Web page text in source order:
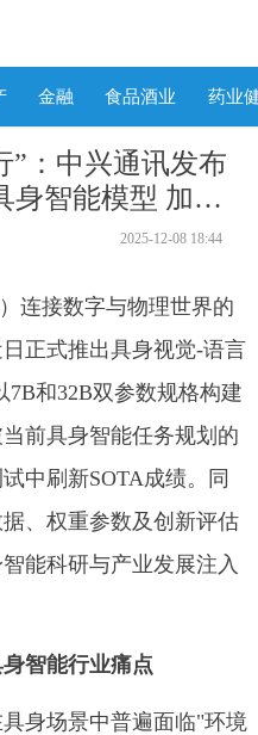
金融 食品酒业 药业
”：中兴通讯发布
能模型 加速
2025-12-08 18:44
连接数字与物理世界的
正式推出具身视觉-语言
7B和32B双参数规格构建
前具身智能任务规划的
中刷新SOTA成绩。同
、权重参数及创新评估
能科研与产业发展注入
智能行业痛点
身场景中普遍面临"环境